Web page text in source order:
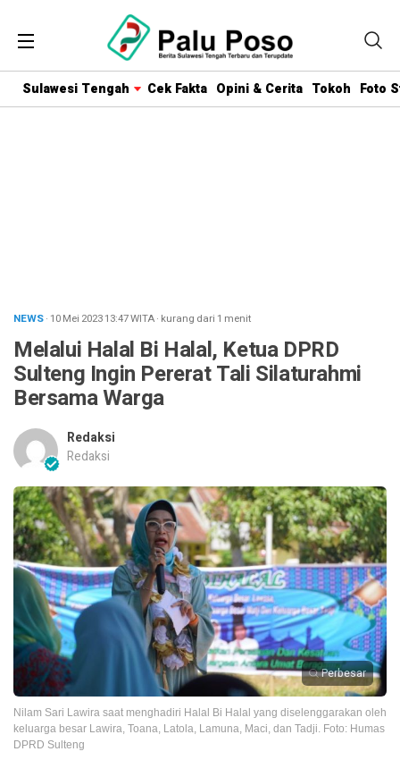
Sulawesi Tengah Cek Fakta Opini & Cerita Tokoh Foto
NEWS· 10 Mei 202313:47WITA· kurang dari 1 menit
Melalui Halal Bi Halal, Ketua DPRD
Sulteng Ingin Pererat Tali Silaturahmi
Bersama Warga
Redaksi
Redaksi
Perbesar
Nilam Sari Lawira saat menghadiri Halal Bi Halal yang diselenggarakan oleh
keluarga besar Lawira, Toana, Latola, Lamuna, Maci, dan Tadji. Foto: Humas
DPRD Sulteng